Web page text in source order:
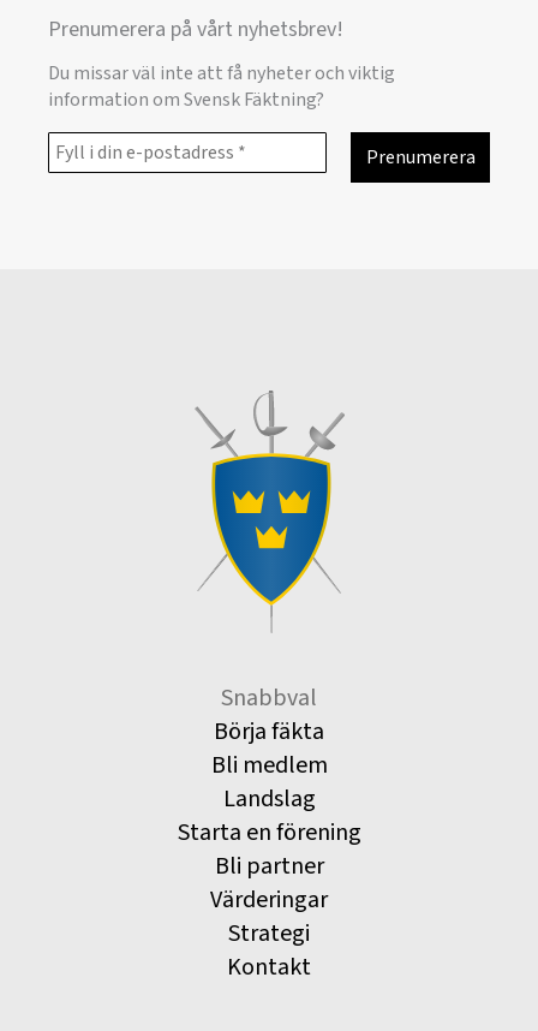
Prenumerera på vårt nyhetsbrev!
Du missar väl inte att få nyheter och viktig
information om Svensk Fäktning?
Snabbval
Börja fäkta
Bli medlem
Landslag
Starta en förening
Bli partner
Värderingar
Strategi
Kontakt